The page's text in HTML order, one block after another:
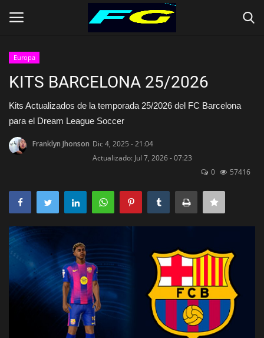
Contact
Inicio
SELECCIONES (KITS)
Europa
KITS BARCELONA 25/2026
Kits Actualizados de la temporada 25/2026 del FC Barcelona
para el Dream League Soccer
Franklyn Jhonson Dic 4, 2025 - 21:04
Actualizado: Jul 7, 2026 - 07:23
0
57416